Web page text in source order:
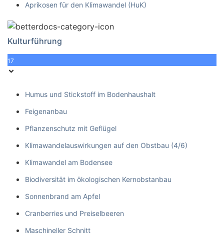
Aprikosen für den Klimawandel (HuK)
Kulturführung
17
Humus und Stickstoff im Bodenhaushalt
Feigenanbau
Pflanzenschutz mit Geflügel
Klimawandelauswirkungen auf den Obstbau (4/6)
Klimawandel am Bodensee
Biodiversität im ökologischen Kernobstanbau
Sonnenbrand am Apfel
Cranberries und Preiselbeeren
Maschineller Schnitt